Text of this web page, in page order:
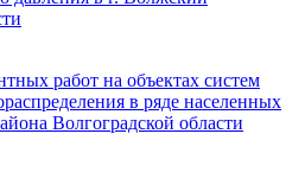
работ на объектах систем
в ряде населенных
Волгоградской области